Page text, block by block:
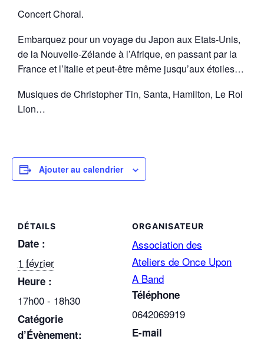
Concert Choral.
Embarquez pour un voyage du Japon aux Etats-Unis,
de la Nouvelle-Zélande à l’Afrique, en passant par la
France et l’Italie et peut-être même jusqu’aux étoiles…
Musiques de Christopher Tin, Santa, Hamilton, Le Roi
Lion…
Ajouter au calendrier
DÉTAILS
Date :
1 février
Heure :
17h00 - 18h30
Catégorie
d’Évènement:
ORGANISATEUR
Association des
Ateliers de Once Upon
A Band
Téléphone
0642069919
E-mail